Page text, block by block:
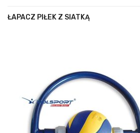
ŁAPACZ PIŁEK Z SIATKĄ